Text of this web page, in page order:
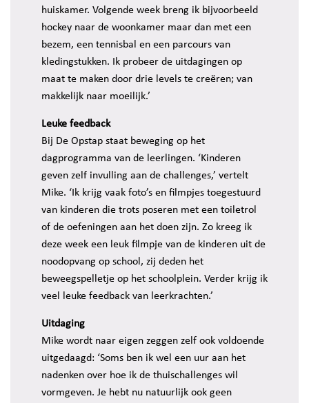
huiskamer. Volgende week breng ik bijvoorbeeld
hockey naar de woonkamer maar dan met een
bezem, een tennisbal en een parcours van
kledingstukken. Ik probeer de uitdagingen op
maat te maken door drie levels te creëren; van
makkelijk naar moeilijk.’
Leuke feedback
Bij De Opstap staat beweging op het
dagprogramma van de leerlingen. ‘Kinderen
geven zelf invulling aan de challenges,’ vertelt
Mike. ‘Ik krijg vaak foto’s en filmpjes toegestuurd
van kinderen die trots poseren met een toiletrol
of de oefeningen aan het doen zijn. Zo kreeg ik
deze week een leuk filmpje van de kinderen uit de
noodopvang op school, zij deden het
beweegspelletje op het schoolplein. Verder krijg ik
veel leuke feedback van leerkrachten.’
Uitdaging
Mike wordt naar eigen zeggen zelf ook voldoende
uitgedaagd: ‘Soms ben ik wel een uur aan het
nadenken over hoe ik de thuischallenges wil
vormgeven. Je hebt nu natuurlijk ook geen